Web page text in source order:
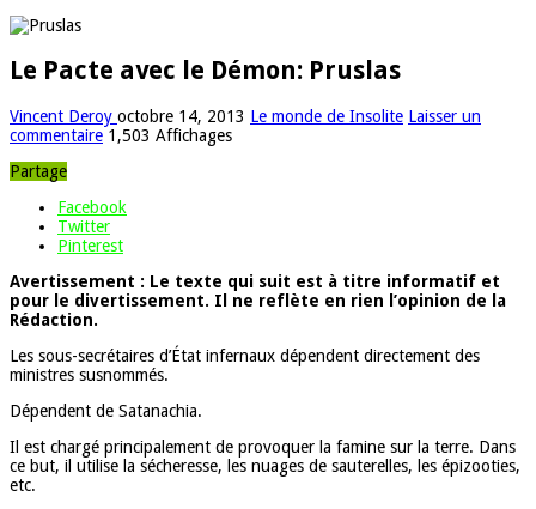
Le Pacte avec le Démon: Pruslas
Vincent Deroy octobre 14, 2013 Le monde de Insolite Laisser un
commentaire 1,503 Affichages
Partage
Facebook
Twitter
Pinterest
Avertissement : Le texte qui suit est à titre informatif et
pour le divertissement. Il ne reflète en rien l’opinion de la
Rédaction.
Les sous-secrétaires d’État infernaux dépendent directement des
ministres susnommés.
Dépendent de Satanachia.
Il est chargé principalement de provoquer la famine sur la terre. Dans
ce but, il utilise la sécheresse, les nuages de sauterelles, les épizooties,
etc.